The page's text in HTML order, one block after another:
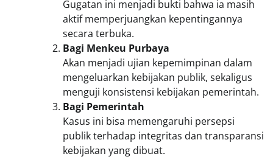
Gugatan ini menjadi bukti bahwa ia masih
aktif memperjuangkan kepentingannya
secara terbuka.
Bagi Menkeu Purbaya
Akan menjadi ujian kepemimpinan dalam
mengeluarkan kebijakan publik, sekaligus
menguji konsistensi kebijakan pemerintah.
Bagi Pemerintah
Kasus ini bisa memengaruhi persepsi
publik terhadap integritas dan transparansi
kebijakan yang dibuat.